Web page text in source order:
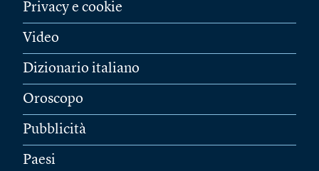
Privacy e cookie
Video
Dizionario italiano
Oroscopo
Pubblicità
Paesi